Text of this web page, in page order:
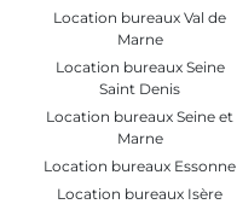
Location bureaux Val de
Marne
Location bureaux Seine
Saint Denis
Location bureaux Seine et
Marne
Location bureaux Essonne
Location bureaux Isère